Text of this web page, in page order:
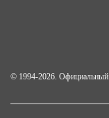
© 1994-2026.